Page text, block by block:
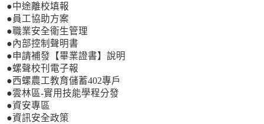
●中途離校填報
●員工協助方案
●職業安全衛生管理
●內部控制聲明書
●申請補發【畢業證書】說明
●螺聲校刊電子報
●西螺農工教育儲蓄402專戶
●雲林區-實用技能學程分發
●資安專區
●資訊安全政策